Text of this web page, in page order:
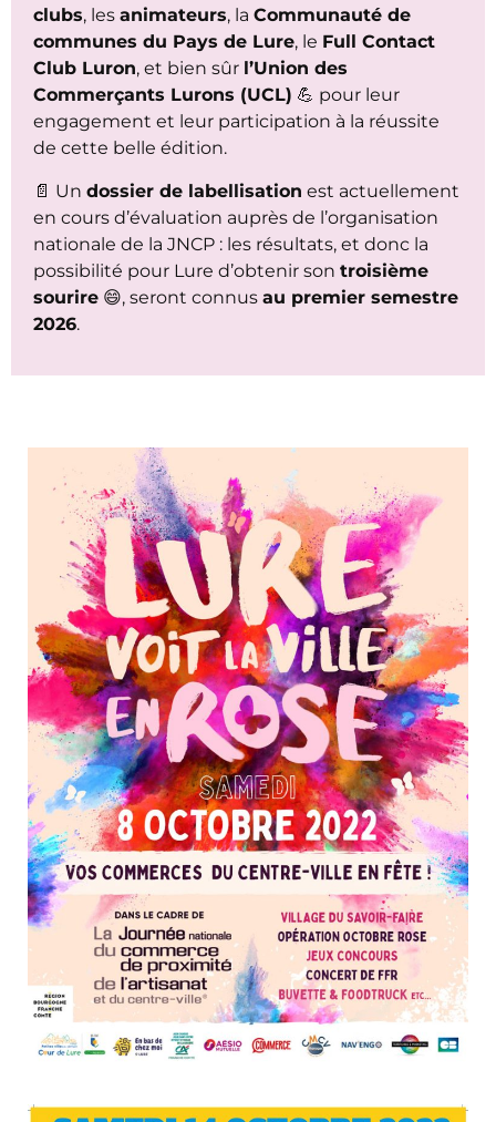
clubs, les animateurs, la Communauté de
communes du Pays de Lure, le Full Contact
Club Luron, et bien sûr l’Union des
Commerçants Lurons (UCL) 💪 pour leur
engagement et leur participation à la réussite
de cette belle édition.
📄 Un dossier de labellisation est actuellement
en cours d’évaluation auprès de l’organisation
nationale de la JNCP : les résultats, et donc la
possibilité pour Lure d’obtenir son troisième
sourire 😄, seront connus au premier semestre
2026.